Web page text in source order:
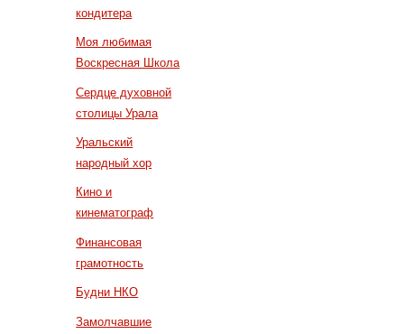
кондитера
Моя любимая
Воскресная Школа
Сердце духовной
столицы Урала
Уральский
народный хор
Кино и
кинематограф
Финансовая
грамотность
Будни НКО
Замолчавшие